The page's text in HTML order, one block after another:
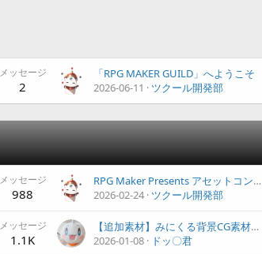
メッセージ
2
「RPG MAKER GUILD」へようこそ
2026-06-11
ツクール開発部
メッセージ
988
RPG Maker Presents アセットコンテスト Vol.2 開催！
2026-02-24 ツクール開発部
メッセージ
1.1K
【追加素材】みにくる背景CG素材集 - ファンタジー編part03
2026-01-08
ドッ〇君